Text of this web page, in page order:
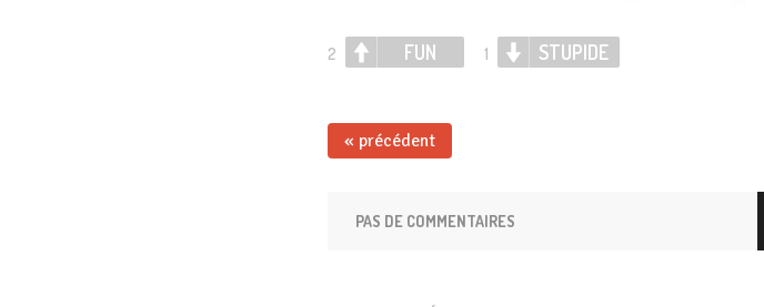
2 FUN 1 STUPIDE
« précédent
PAS DE COMMENTAIRES